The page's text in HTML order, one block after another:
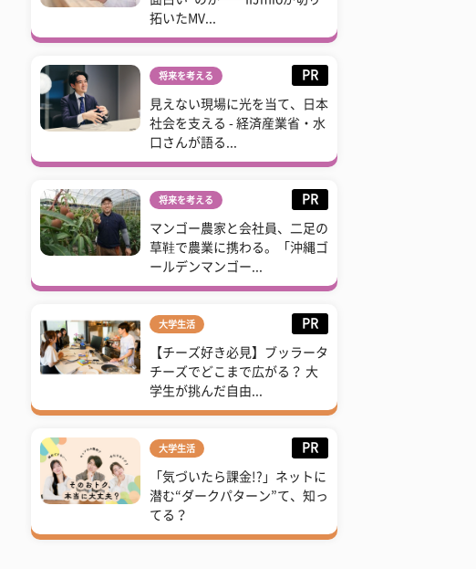
拓いたMV...
将来を考える PR
見えない現場に光を当て、日本
社会を支える - 経済産業省・水
口さんが語る...
将来を考える PR
マンゴー農家と会社員、二足の
草鞋で農業に携わる。「沖縄ゴ
ールデンマンゴー...
大学生活 PR
【チーズ好き必見】ブッラータ
チーズでどこまで広がる？ 大
学生が挑んだ自由...
大学生活 PR
「気づいたら課金!?」ネットに
潜む“ダークパターン”て、知っ
てる？